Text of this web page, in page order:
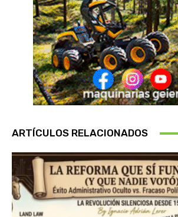
ARTÍCULOS RELACIONADOS